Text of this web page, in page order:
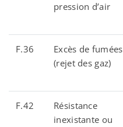
pression d’air
F.36
Excès de fumées
(rejet des gaz)
F.42
Résistance
inexistante ou